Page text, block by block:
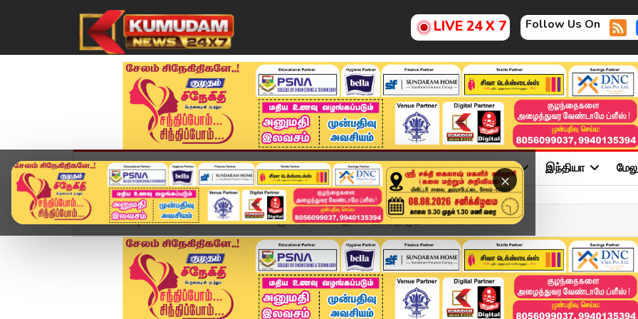
LIVE 24 X 7 Follow Us On
×
முகப்பு விளையாட்டு அண்மை தமிழ்நாடு சினிமா அரசியல் விளையாட்டு இந்தியா
Home வீடியோ ஸ்டோரி சென்னை பனையூரில் தவெக அலுவலகத்திற்கு முதலமைச்சர...